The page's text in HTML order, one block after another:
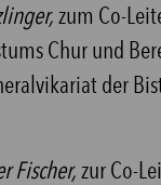
zum Co-
Chur und
der
Fischer,zur Co-